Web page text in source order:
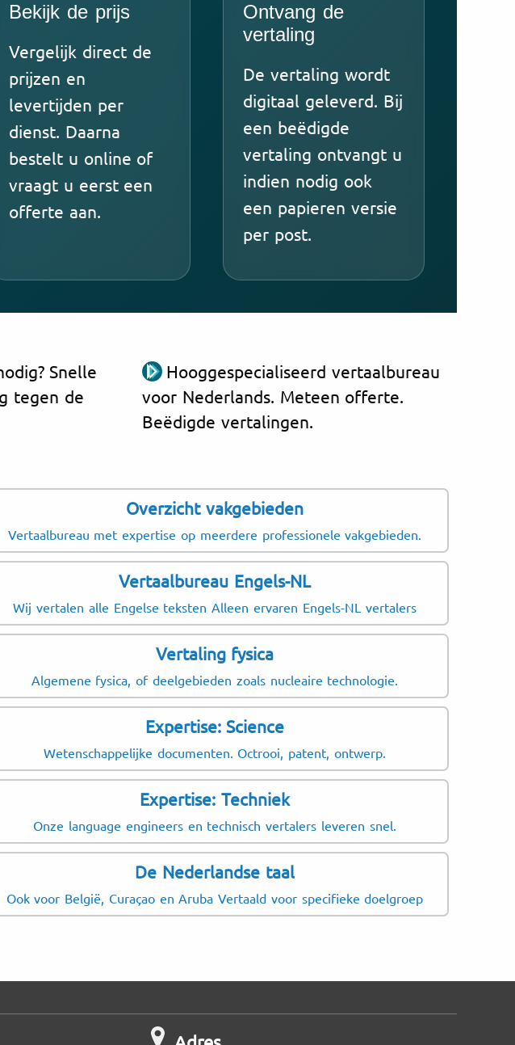
Bekijk de prijs
Vergelijk direct de
prijzen en
levertijden per
dienst. Daarna
bestelt u online of
vraagt u eerst een
offerte aan.
Ontvang de
vertaling
De vertaling wordt
digitaal geleverd. Bij
een beëdigde
vertaling ontvangt u
indien nodig ook
een papieren versie
per post.
Snelle
tegen de
Hooggespecialiseerd vertaalbureau
voor Nederlands. Meteen offerte.
Beëdigde vertalingen.
Wij hebben ruime ervaring met de volgende
expertisegebieden voor Engels naar
Nederlands
Technologie en software: voor SaaS-teksten,
UI-content en supportdocumentatie.
Financiën en verzekeringen: voor jaarverslagen,
compliance-teksten, polissen en klantcommunicatie.
dienstverlening: voor contracten, algemene
voorwaarden, processtukken en verklaringen.
Life sciences en gezondheidszorg: voor medische
onderzoeksdocumenten en patiëntinformatie.
Onderwijs en migratie: voor diploma’s, cijferlijsten,
en officiële verklaringen.
Overzicht vakgebieden
Vertaalbureau met expertise op meerdere professionele vakgebieden.
Vertaalbureau Engels-NL
Wij vertalen alle Engelse teksten Alleen ervaren Engels-NL vertalers
Vertaling fysica
Algemene fysica, of deelgebieden zoals nucleaire technologie.
Expertise: Science
Wetenschappelijke documenten. Octrooi, patent, ontwerp.
Expertise: Techniek
Onze language engineers en technisch vertalers leveren snel.
De Nederlandse taal
Ook voor België, Curaçao en Aruba Vertaald voor specifieke doelgroep